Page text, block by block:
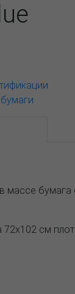
массе
72х102 см